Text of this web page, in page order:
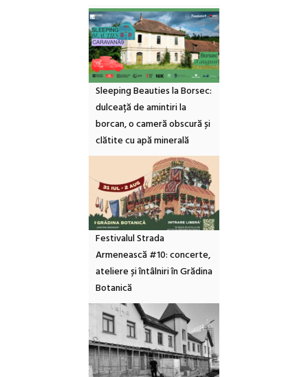
Sleeping Beauties la Borsec:
dulceață de amintiri la
borcan, o cameră obscură și
clătite cu apă minerală
Festivalul Strada
Armenească #10: concerte,
ateliere și întâlniri în Grădina
Botanică